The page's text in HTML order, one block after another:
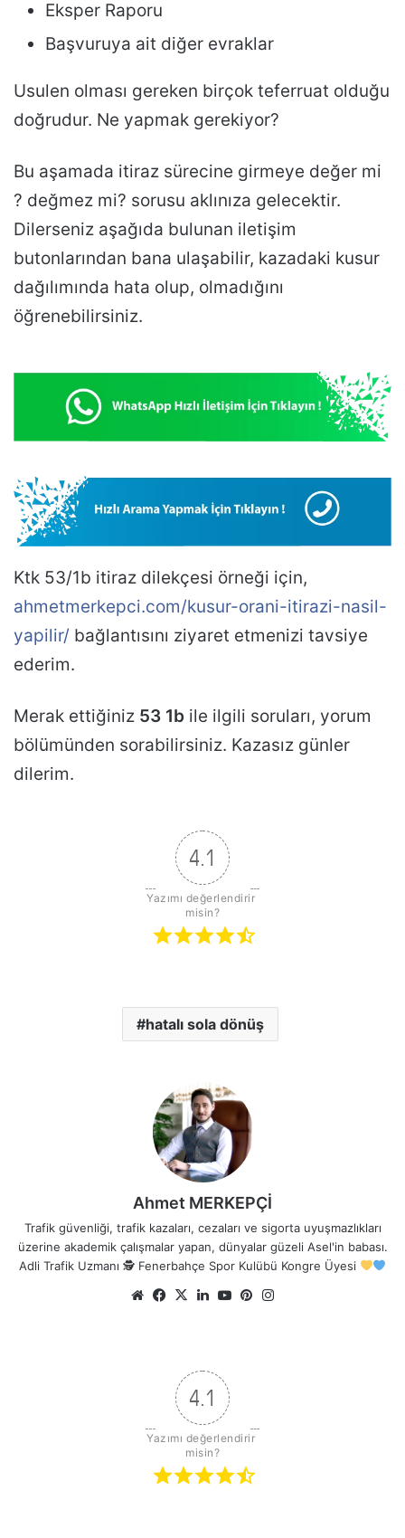
Eksper Raporu
Başvuruya ait diğer evraklar
Usulen olması gereken birçok teferruat olduğu
doğrudur. Ne yapmak gerekiyor?
Bu aşamada itiraz sürecine girmeye değer mi
? değmez mi? sorusu aklınıza gelecektir.
Dilerseniz aşağıda bulunan iletişim
butonlarından bana ulaşabilir, kazadaki kusur
dağılımında hata olup, olmadığını
öğrenebilirsiniz.
Ktk 53/1b itiraz dilekçesi örneği için,
ahmetmerkepci.com/kusur-orani-itirazi-nasil-
yapilir/ bağlantısını ziyaret etmenizi tavsiye
ederim.
Merak ettiğiniz 53 1b ile ilgili soruları, yorum
bölümünden sorabilirsiniz. Kazasız günler
dilerim.
4.1
Yazımı değerlendirir
misin?
hatalı sola dönüş
Ahmet MERKEPÇİ
Trafik güvenliği, trafik kazaları, cezaları ve sigorta uyuşmazlıkları
üzerine akademik çalışmalar yapan, dünyalar güzeli Asel'in babası.
Adli Trafik Uzmanı 🕵Fenerbahçe Spor Kulübü Kongre Üyesi
Web Facebook
X LinkedIn
YouTubePinterest
4.1
Yazımı değerlendirir
misin?